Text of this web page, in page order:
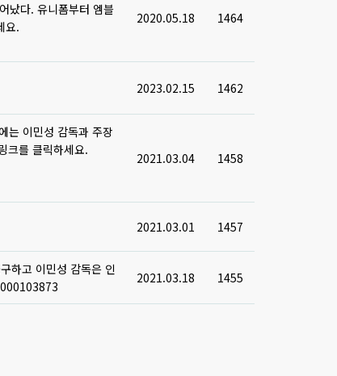
났다. 유니폼부터 엠블
요.
2020.05.18 1464
2023.02.15 1462
는 이민성 감독과 주장
크를 클릭하세요.
2021.03.04 1458
2021.03.01 1457
하고 이민성 감독은 인
2021.03.18 1455